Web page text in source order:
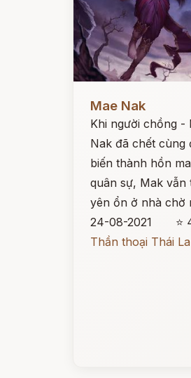
Mae Nak
Khi người chồng -
Nak đã chết cùng
biến thành hồn
quân sự, Mak
yên ổn ở nhà chờ
24-08-2021
⭐
Thần thoại Thái